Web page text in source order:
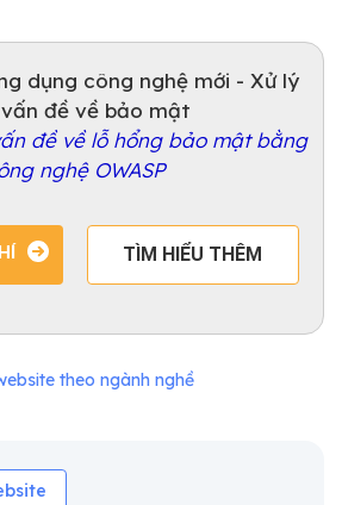
dụng công nghệ mới - Xử lý
đề về bảo mật
đề về lỗ hổng bảo mật bằng
nghệ OWASP
TÌM HIỂU THÊM
theo ngành nghề